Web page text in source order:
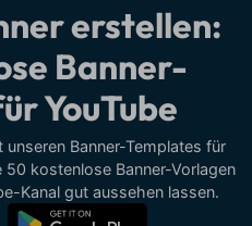
erstellen:
Banner-
YouTube
Banner-Templates für
50 kostenlose Banner-Vorlagen
Kanal gut aussehen lassen.